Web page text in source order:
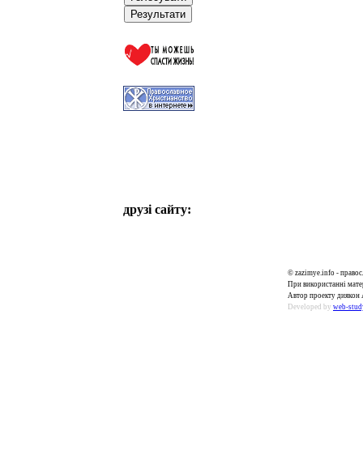
друзі сайту:
© zazimye.info -
При використанні
Автор проекту диякон
Developed by web-